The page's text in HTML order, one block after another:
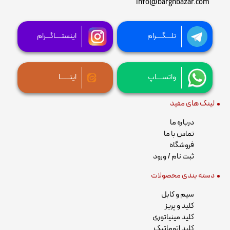
info@barghbazar.com
تلـــگــــرام اینستــــاگـــرام
واتســــاپ ایتــــــا
لینک های مفید
درباره ما
تماس با ما
فروشگاه
ثبت نام / ورود
دسته بندی محصولات
سیم و کابل
کلید و پریز
کلید مینیاتوری